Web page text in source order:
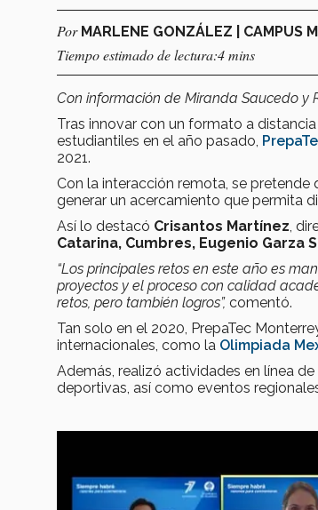
Por MARLENE GONZÁLEZ | CAMPUS
Tiempo estimado de lectura:4 mins
Con información de Miranda Saucedo y
Tras innovar con un formato a
estudiantiles en el año pasado,
2021.
Con la interacción remota, se pretende
generar un acercamiento que permita
Así lo destacó Crisantos Martínez ,
Catarina, Cumbres, Eugenio Garza
“Los principales retos en este año es
proyectos y el proceso con calidad
retos, pero también logros”, comentó.
Tan solo en el 2020, PrepaTec
internacionales, como la Olimpiada
Además, realizó actividades en línea de
deportivas, así como eventos